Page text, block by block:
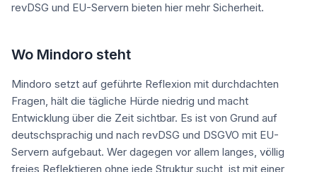
revDSG und EU-Servern bieten hier mehr Sicherheit.
Wo Mindoro steht
Mindoro setzt auf geführte Reflexion mit durchdachten
Fragen, hält die tägliche Hürde niedrig und macht
Entwicklung über die Zeit sichtbar. Es ist von Grund auf
deutschsprachig und nach revDSG und DSGVO mit EU-
Servern aufgebaut. Wer dagegen vor allem langes, völlig
freies Reflektieren ohne jede Struktur sucht, ist mit einer